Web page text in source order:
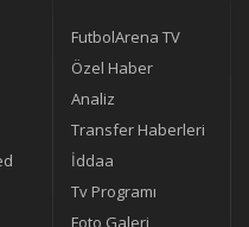
FutbolArena TV
Özel Haber
Analiz
Transfer Haberleri
İddaa
Tv Programı
Foto Galeri